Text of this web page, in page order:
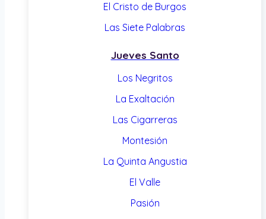
El Cristo de Burgos
Las Siete Palabras
Jueves Santo
Los Negritos
La Exaltación
Las Cigarreras
Montesión
La Quinta Angustia
El Valle
Pasión